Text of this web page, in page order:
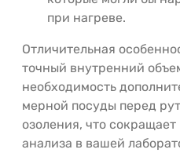
при нагреве.
Отличительная
точный внутренний
необходимость
мерной посуды перед
озоления, что
анализа в вашей